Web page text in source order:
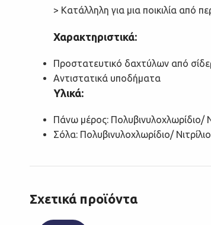
> Κατάλληλη για μια ποικιλία από
Χαρακτηριστικά:
Προστατευτικό δαχτύλων από
Αντιστατικά υποδήματα
Υλικά:
Πάνω μέρος: Πολυβινυλοχλωρίδιο/
Σόλα: Πολυβινυλοχλωρίδιο/ Νιτρίλιο
Σχετικά προϊόντα